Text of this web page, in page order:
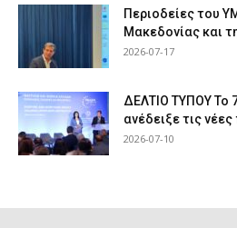
Περιοδείες του
Μακεδονίας και
2026-07-17
ΔΕΛΤΙΟ ΤΥΠΟΥ Το
ανέδειξε τις
2026-07-10